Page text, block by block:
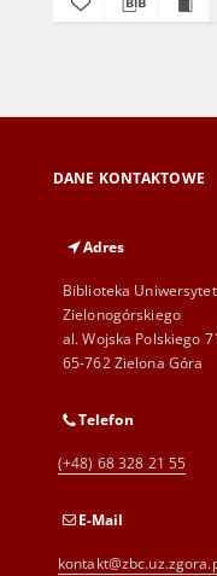
DANE KONTAKTOWE
Adres
Biblioteka
Zielonogórskiego
al. Wojska Polskiego
65-762 Zielona Góra
Telefon
(+48) 68 328 21 55
E-Mail